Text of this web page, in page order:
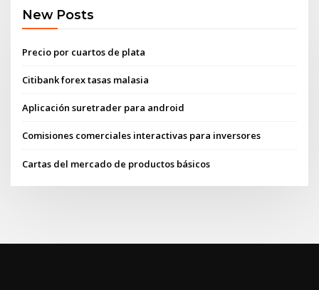
New Posts
Precio por cuartos de plata
Citibank forex tasas malasia
Aplicación suretrader para android
Comisiones comerciales interactivas para inversores
Cartas del mercado de productos básicos